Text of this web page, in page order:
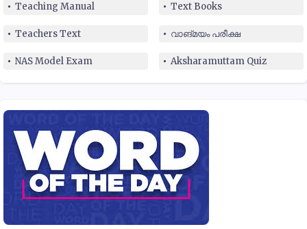
Teaching Manual Text Books
Teachers Text വാങ്മയം പരീക്ഷ
NAS Model Exam Aksharamuttam Quiz